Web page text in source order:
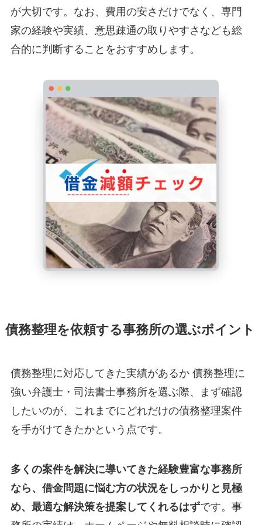
が大切です。なお、費用の安さだけでなく、専門
家の経験や実績、意思疎通の取りやすさなども総
合的に判断することをおすすめします。
債務整理を依頼する事務所の選ぶポイント
債務整理に対応してきた実績があるか 債務整理に
強い弁護士・司法書士事務所を選ぶ際、まず確認
したいのが、これまでにどれだけの債務整理案件
を手がけてきたかという点です。
多くの案件を解決に導いてきた経験豊富な事務所
なら、借金問題に悩む方の状況をしっかりと見極
め、最適な解決策を提案してくれるはずです。事